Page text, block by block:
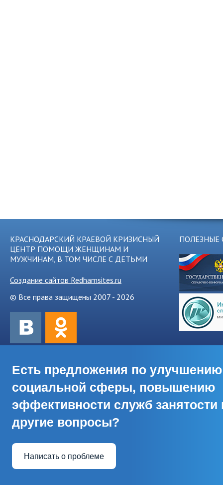
КРАСНОДАРСКИЙ КРАЕВОЙ КРИЗИСНЫЙ
ЦЕНТР ПОМОЩИ ЖЕНЩИНАМ И
МУЖЧИНАМ, В ТОМ ЧИСЛЕ С ДЕТЬМИ
Создание сайтов Redhamsites.ru
© Все права защищены 2007 - 2026
ПОЛЕЗНЫЕ
Есть предложения по улучшению
социальной сферы, повышению
эффективности служб занятости
другие вопросы?
Написать о проблеме